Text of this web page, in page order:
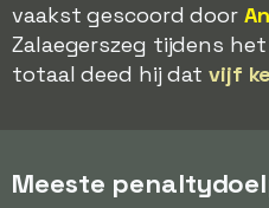
vaakst gescoord door
Zalaegerszeg tijdens
totaal deed hij dat vijf
Meeste